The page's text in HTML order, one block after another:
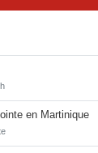
en Martinique